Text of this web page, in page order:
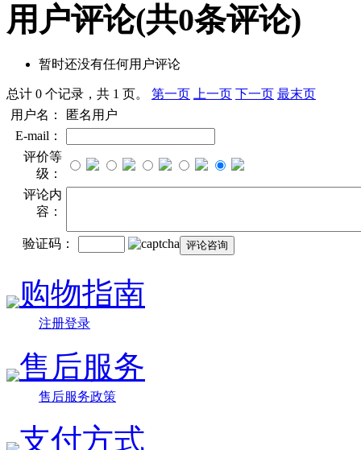
用户评论(共0条评论)
暂时还没有任何用户评论
总计 0 个记录，共 1 页。 第一页 上一页 下一页 最末页
用户名：
匿名用户
E-mail：
评价等
级：
评论内
容：
验证码：
购物指南
注册登录
售后服务
售后服务政策
支付方式